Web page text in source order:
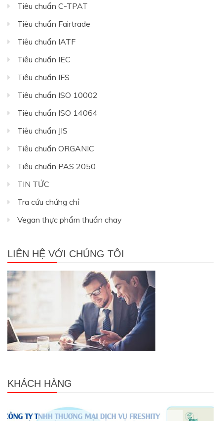
Tiêu chuẩn C-TPAT
Tiêu chuẩn Fairtrade
Tiêu chuẩn IATF
Tiêu chuẩn IEC
Tiêu chuẩn IFS
Tiêu chuẩn ISO 10002
Tiêu chuẩn ISO 14064
Tiêu chuẩn JIS
Tiêu chuẩn ORGANIC
Tiêu chuẩn PAS 2050
TIN TỨC
Tra cứu chứng chỉ
Vegan thực phẩm thuần chay
LIÊN HỆ VỚI CHÚNG TÔI
KHÁCH HÀNG